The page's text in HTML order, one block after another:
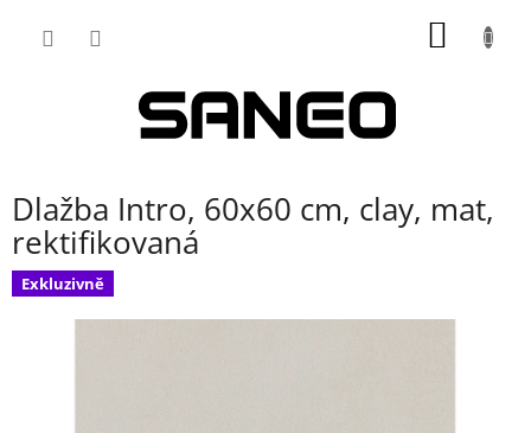
Dlažba Intro, 60x60 cm, clay, mat,
rektifikovaná
Exkluzivně